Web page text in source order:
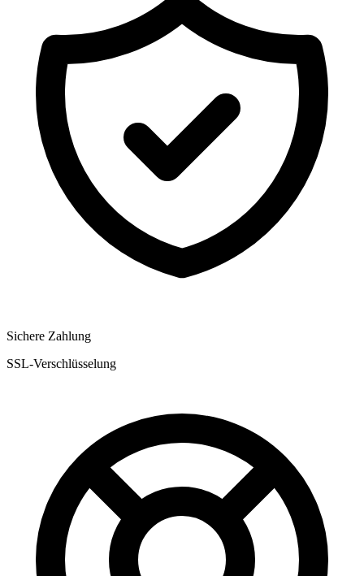
Sichere Zahlung
SSL-Verschlüsselung